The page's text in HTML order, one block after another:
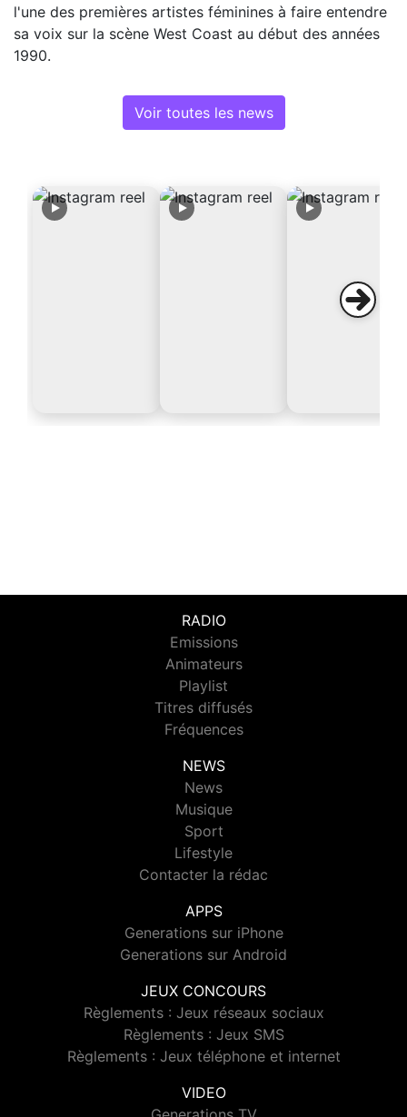
l'une des premières artistes féminines à faire entendre
sa voix sur la scène West Coast au début des années
1990.
Voir toutes les news
RADIO
Emissions
Animateurs
Playlist
Titres diffusés
Fréquences
NEWS
News
Musique
Sport
Lifestyle
Contacter la rédac
APPS
Generations sur iPhone
Generations sur Android
JEUX CONCOURS
Règlements : Jeux réseaux sociaux
Règlements : Jeux SMS
Règlements : Jeux téléphone et internet
VIDEO